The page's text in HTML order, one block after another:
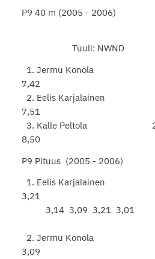
P9 40 m (2005 - 2006)
Tuuli: NWND
1. Jermu Konola
7,42
2. Eelis
7,51
3. Kalle Peltola
8,50
P9 Pituus (2005 - 2006)
1. Eelis
3,21
3,14 3,09 3,21 3,01
2. Jermu Konola
3,09